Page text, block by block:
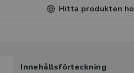
Hitta produkten
Innehållsförteckning